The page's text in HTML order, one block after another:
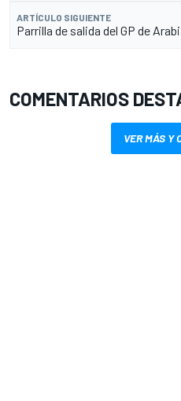
ARTÍCULO SIGUIENTE
Parrilla de salida del GP de
COMENTARIOS
VER MÁS Y